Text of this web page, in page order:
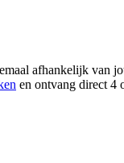
afhankelijk
en ontvang direct 4